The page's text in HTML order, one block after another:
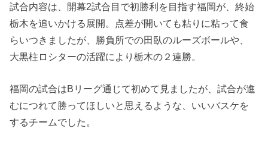
試合内容は、開幕2試合目で初勝利を目指す福岡が、終始
栃木を追いかける展開。点差が開いても粘りに粘って食
らいつきましたが、勝負所での田臥のルーズボールや、
大黒柱ロシターの活躍により栃木の２連勝。
福岡の試合はBリーグ通じて初めて見ましたが、試合が進
むにつれて勝ってほしいと思えるような、いいバスケを
するチームでした。